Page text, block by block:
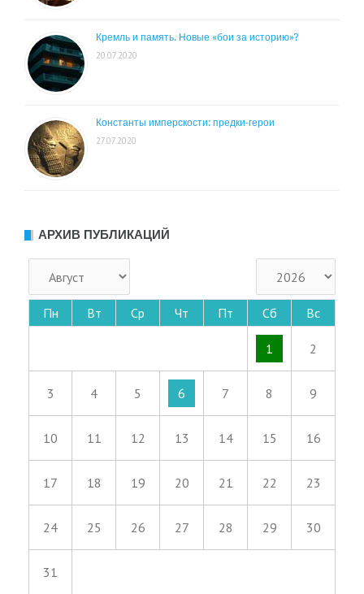
Кремль и память. Новые «бои за историю»?
20.07.2020
Константы имперскости: предки-герои
27.07.2020
АРХИВ ПУБЛИКАЦИЙ
Пн Вт Ср Чт Пт Сб Вс
1 2
3 4 5 6 7 8 9
10 11 12 13 14 15 16
17 18 19 20 21 22 23
24 25 26 27 28 29 30
31